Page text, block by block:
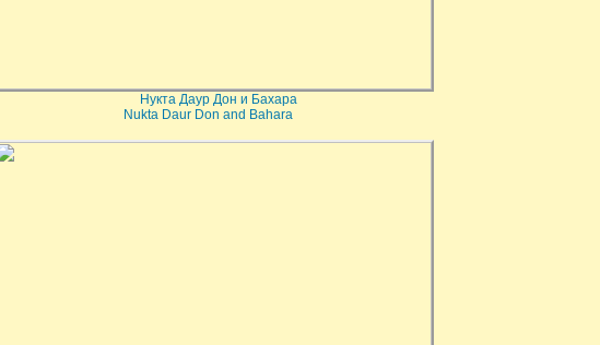
Нукта Даур Дон и Бахара
Nukta Daur Don and Bahara